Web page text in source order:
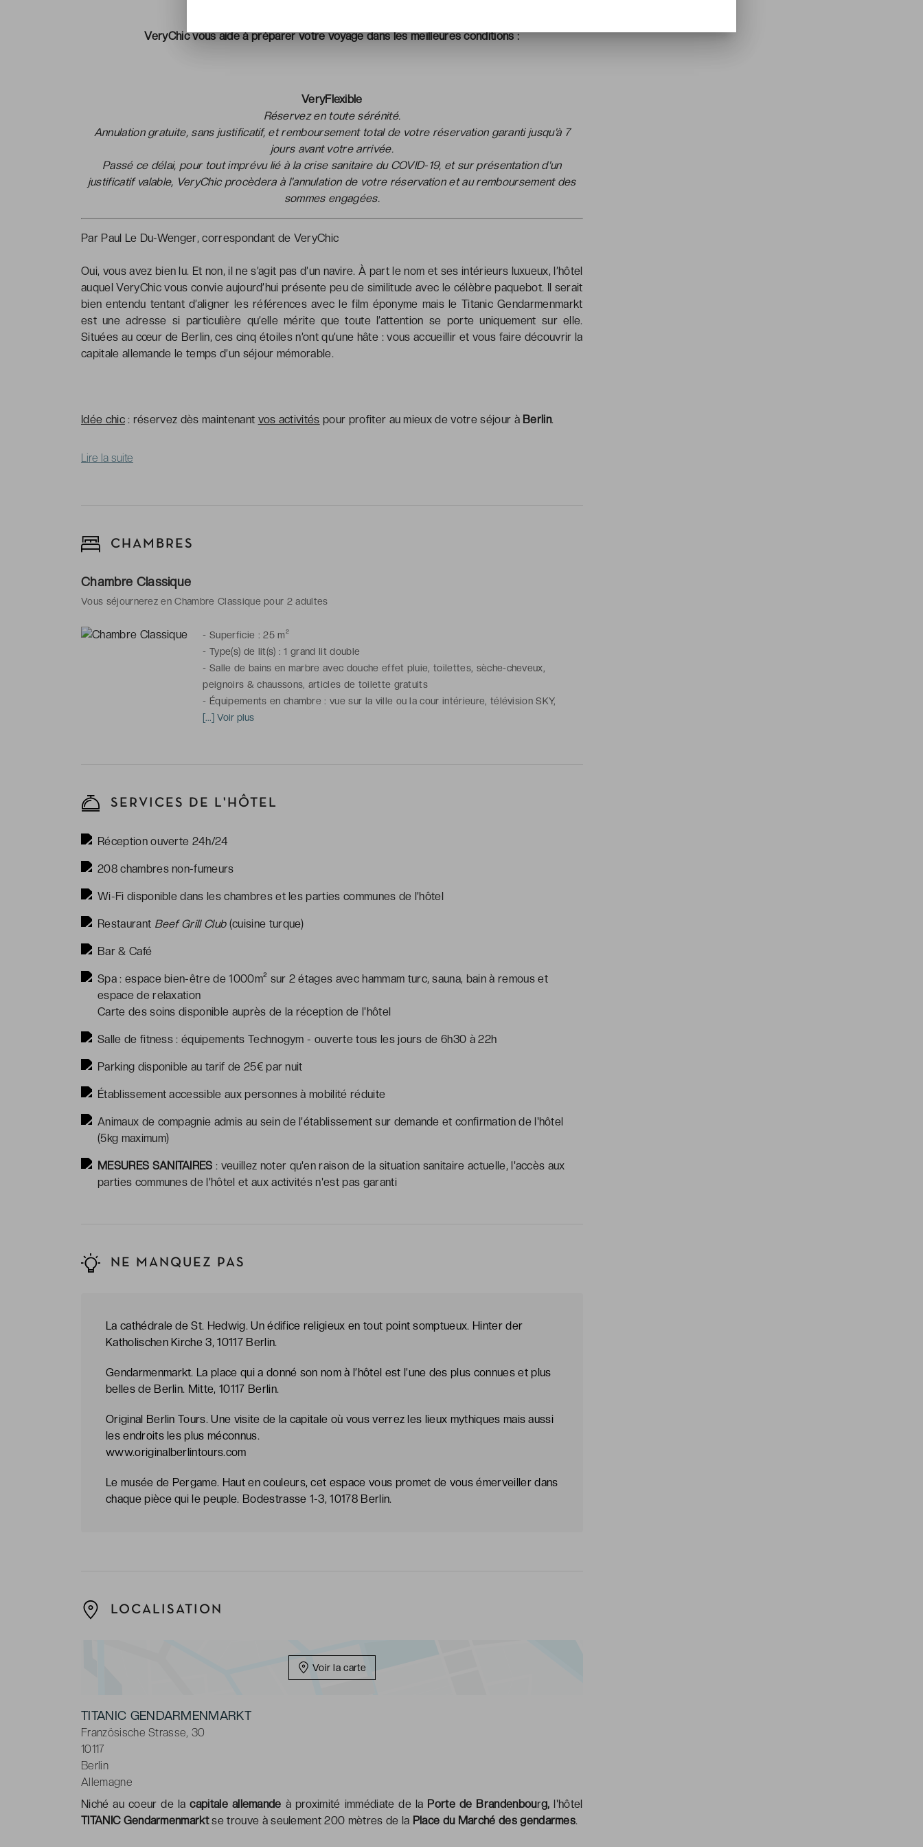
VeryChic vous aide à préparer votre voyage dans les meilleures conditions :
VeryFlexible
Réservez en toute sérénité.
Annulation gratuite, sans justificatif, et remboursement total de votre réservation garanti jusqu’à 7
jours avant votre arrivée.
Passé ce délai, pour tout imprévu lié à la crise sanitaire du COVID-19, et sur présentation d'un
justificatif valable, VeryChic procèdera à l'annulation de votre réservation et au remboursement des
sommes engagées.
Par Paul Le Du-Wenger, correspondant de VeryChic
Oui, vous avez bien lu. Et non, il ne s’agit pas d’un navire. À part le nom et ses intérieurs luxueux, l’hôtel
auquel VeryChic vous convie aujourd’hui présente peu de similitude avec le célèbre paquebot. Il serait
bien entendu tentant d’aligner les références avec le film éponyme mais le Titanic Gendarmenmarkt
est une adresse si particulière qu’elle mérite que toute l’attention se porte uniquement sur elle.
Situées au cœur de Berlin, ces cinq étoiles n’ont qu’une hâte : vous accueillir et vous faire découvrir la
capitale allemande le temps d’un séjour mémorable.
Idée chic: réservez dès maintenant vos activités pour profiter au mieux de votre séjour à Berlin.
Lire la suite
CHAMBRES
Chambre Classique
Vous séjournerez en Chambre Classique pour 2 adultes
-Superficie : 25 m²
-Type(s) de lit(s) : 1 grand lit double
-Salle de bains en marbre avec douche effet pluie, toilettes, sèche-cheveux,
peignoirs & chaussons, articles de toilette gratuits
- Équipements en chambre : vue sur la ville ou la cour intérieure, télévision SKY,
tablette, téléphone, minibar, coffre-fort, climatisation, chauffage, bureau, journaux
[...] Voir plus
SERVICES DE L'HÔTEL
Réception ouverte 24h/24
208 chambres non-fumeurs
Wi-Fi disponible dans les chambres et les parties communes de l'hôtel
Restaurant Beef Grill Club(cuisine turque)
Bar & Café
Spa : espace bien-être de 1000m² sur 2 étages avec hammam turc, sauna, bain à remous et
espace de relaxation
Carte des soins disponible auprès de la réception de l'hôtel
Salle de fitness : équipements Technogym - ouverte tous les jours de 6h30 à 22h
Parking disponible au tarif de 25€ par nuit
Établissement accessible aux personnes à mobilité réduite
Animaux de compagnie admis au sein de l'établissement sur demande et confirmation de l'hôtel
(5kg maximum)
MESURES SANITAIRES : veuillez noter qu'en raison de la situation sanitaire actuelle, l'accès aux
parties communes de l'hôtel et aux activités n'est pas garanti
NE MANQUEZ PAS
La cathédrale de St. Hedwig. Un édifice religieux en tout point somptueux. Hinter der
Katholischen Kirche 3, 10117 Berlin.
Gendarmenmarkt. La place qui a donné son nom à l’hôtel est l’une des plus connues et plus
belles de Berlin. Mitte, 10117 Berlin.
Original Berlin Tours. Une visite de la capitale où vous verrez les lieux mythiques mais aussi
les endroits les plus méconnus.
www.originalberlintours.com
Le musée de Pergame. Haut en couleurs, cet espace vous promet de vous émerveiller dans
chaque pièce qui le peuple. Bodestrasse 1-3, 10178 Berlin.
LOCALISATION
Voir la carte
TITANIC GENDARMENMARKT
Französische Strasse, 30
10117
Berlin
Allemagne
Niché au coeur de lacapitale allemande à proximité immédiate de la Porte de Brandenbourg, l'hôtel
TITANIC Gendarmenmarktse trouve à seulement 200 mètres de la Place du Marché des gendarmes.